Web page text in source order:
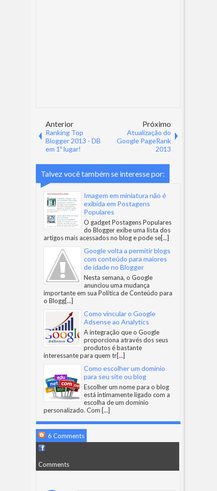
Anterior
Ranking Top
Blogger 2013 - DB
em 1º lugar!
Próximo
Atualização do
Google PageRank
2013
Talvez você também se interesse por:
Imagem em miniatura não é
exibida em Postagens
Populares
O gadget Postagens Populares
do Blogger exibe uma lista dos
artigos mais acessados no blog e pode se[...]
Google volta a permitir blogs
com conteúdo para maiores
de idade no Blogger
Nesta semana, o Google
anunciou uma mudança
importante em sua Política de Conteúdo para
o Blogg[...]
Como vincular o Google
Adsense ao Analytics
A integração que o Google
proporciona através dos seus
produtos é bastante
interessante para quem tr[...]
Como escolher um domínio
para seu site ou blog
Escolher um nome para o blog
está intimamente ligado com a
escolha de um domínio
personalizado. Com [...]
6 Comments
Comments